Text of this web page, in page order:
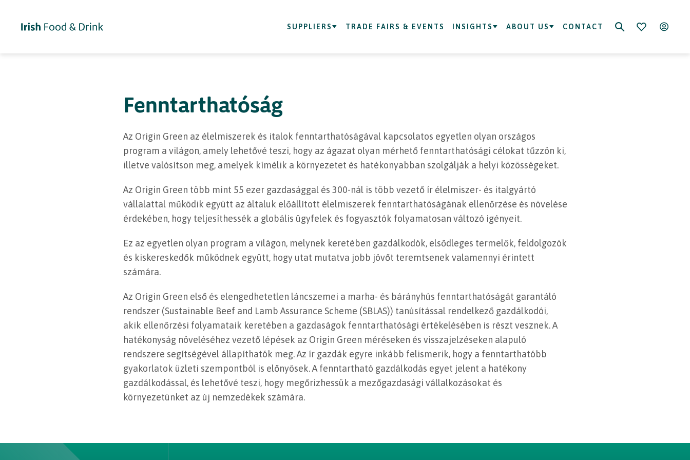
SUPPLIERS TRADE FAIRS & EVENTS INSIGHTS ABOUT US CONTACT
Fenntarthatóság
Az Origin Green az élelmiszerek és italok fenntarthatóságával kapcsolatos egyetlen olyan országos
program a világon, amely lehetővé teszi, hogy az ágazat olyan mérhető fenntarthatósági célokat tűzzön ki,
illetve valósítson meg, amelyek kímélik a környezetet és hatékonyabban szolgálják a helyi közösségeket.
Az Origin Green több mint 55 ezer gazdasággal és 300-nál is több vezető ír élelmiszer- és italgyártó
vállalattal működik együtt az általuk előállított élelmiszerek fenntarthatóságának ellenőrzése és növelése
érdekében, hogy teljesíthessék a globális ügyfelek és fogyasztók folyamatosan változó igényeit.
Ez az egyetlen olyan program a világon, melynek keretében gazdálkodók, elsődleges termelők, feldolgozók
és kiskereskedők működnek együtt, hogy utat mutatva jobb jövőt teremtsenek valamennyi érintett
számára.
Az Origin Green első és elengedhetetlen láncszemei a marha- és bárányhús fenntarthatóságát garantáló
rendszer (Sustainable Beef and Lamb Assurance Scheme (SBLAS)) tanúsítással rendelkező gazdálkodói,
akik ellenőrzési folyamataik keretében a gazdaságok fenntarthatósági értékelésében is részt vesznek. A
hatékonyság növeléséhez vezető lépések az Origin Green méréseken és visszajelzéseken alapuló
rendszere segítségével állapíthatók meg. Az ír gazdák egyre inkább felismerik, hogy a fenntarthatóbb
gyakorlatok üzleti szempontból is előnyösek. A fenntartható gazdálkodás egyet jelent a hatékony
gazdálkodással, és lehetővé teszi, hogy megőrizhessük a mezőgazdasági vállalkozásokat és
környezetünket az új nemzedékek számára.